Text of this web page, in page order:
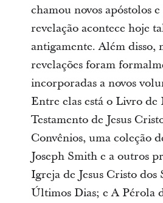
chamou novos apóstolos
revelação acontece hoje
antigamente. Além disso,
revelações foram
incorporadas a novos
Entre elas está o Livro
Testamento de Jesus
Convênios, uma coleção
Joseph Smith e a outros
Igreja de Jesus Cristo dos
Últimos Dias; e A Pérola